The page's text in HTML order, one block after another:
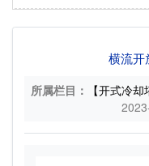
横流开
所属栏目： 【开式冷却